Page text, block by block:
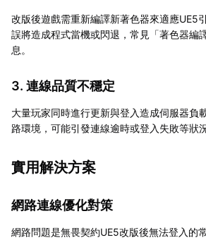
改版後遊戲需重新編譯新著色器來適應UE5
誤將造成程式當機或閃退，常見「著色器編
息。
3. 連線品質不穩定
大量玩家同時進行更新與登入造成伺服器負
路環境，可能引發連線逾時或登入失敗等狀況
實用解決方案
網路連線優化對策
網路問題是無畏契約UE5改版後無法登入的常